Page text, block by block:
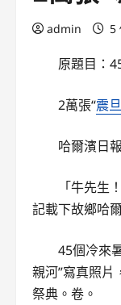
admin 5
原題目：
2萬張“震
哈爾濱日
「牛先生
記載下故鄉哈
45個冷來
親河”寫真照
祭典。卷。